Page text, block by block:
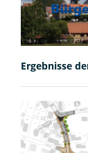
Ergebnisse